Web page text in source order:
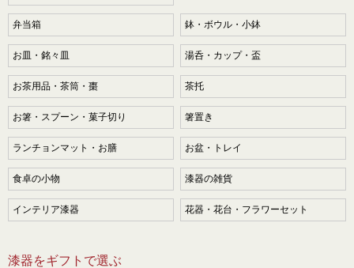
弁当箱 鉢・ボウル・小鉢
お皿・銘々皿 湯呑・カップ・盃
お茶用品・茶筒・棗 茶托
お箸・スプーン・菓子切り 箸置き
ランチョンマット・お膳 お盆・トレイ
食卓の小物 漆器の雑貨
インテリア漆器 花器・花台・フラワーセット
漆器をギフトで選ぶ